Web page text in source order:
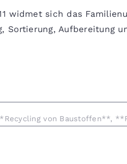
widmet sich das
Sortierung, Aufbereitung
von Baustoffen**,